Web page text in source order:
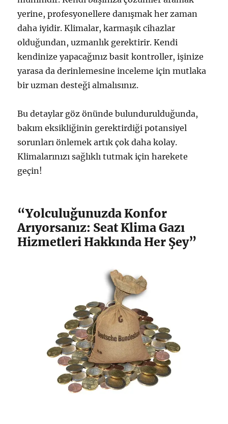
yerine, profesyonellere danışmak her zaman
daha iyidir. Klimalar, karmaşık cihazlar
olduğundan, uzmanlık gerektirir. Kendi
kendinize yapacağınız basit kontroller, işinize
yarasa da derinlemesine inceleme için mutlaka
bir uzman desteği almalısınız.
Bu detaylar göz önünde bulundurulduğunda,
bakım eksikliğinin gerektirdiği potansiyel
sorunları önlemek artık çok daha kolay.
Klimalarınızı sağlıklı tutmak için harekete
geçin!
“Yolculuğunuzda Konfor
Arıyorsanız: Seat Klima Gazı
Hizmetleri Hakkında Her Şey”